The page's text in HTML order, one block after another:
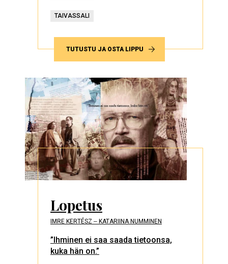
TAIVASSALI
TUTUSTU JA OSTA LIPPU
Lopetus
IMRE KERTÉSZ ‒ KATARIINA NUMMINEN
”Ihminen ei saa saada tietoonsa,
kuka hän on.”